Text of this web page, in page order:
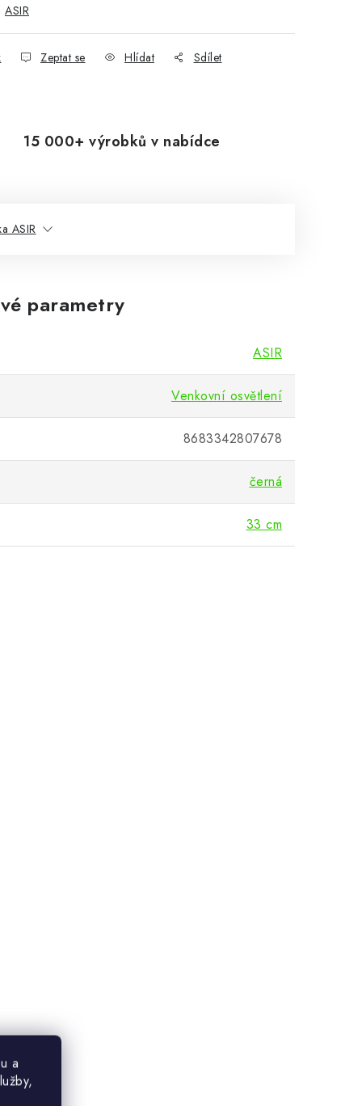
a
ASIR
Zeptat se Hlídat Sdílet
15 000+ výrobků v nabídce
ASIR
parametry
ASIR
Venkovní osvětlení
8683342807678
černá
33 cm